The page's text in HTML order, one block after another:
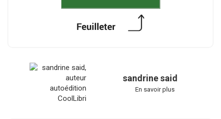
sandrine said
En savoir plus